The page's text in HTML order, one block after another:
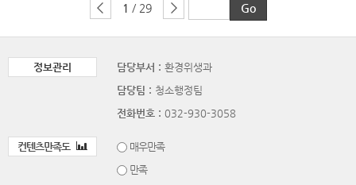
1 / 29
정보관리 담당부서 : 환경위생과
담당팀 : 청소행정팀
전화번호 : 032-930-3058
컨텐츠만족도
매우만족
만족